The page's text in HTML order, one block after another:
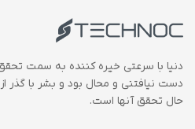
دنیا با سرعتی خیره کننده به سمت
دست نیافتنی و محال بود و بشر با گذر
حال تحقق آنها است.